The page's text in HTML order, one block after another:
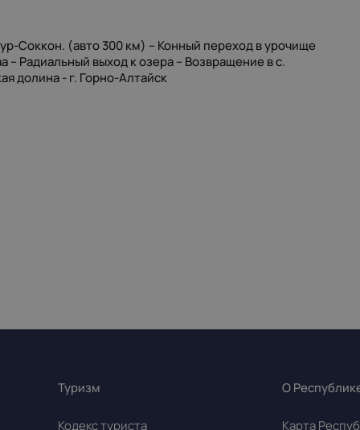
Соккон. (авто 300 км) – Конный переход в урочище
Радиальный выход к озера – Возвращение в с.
долина - г. Горно-Алтайск
Туризм
Кодекс туриста
О
Карта